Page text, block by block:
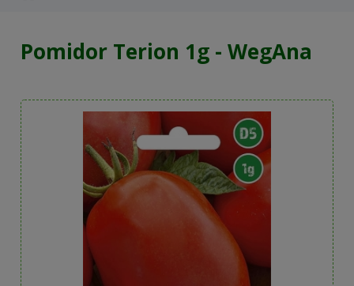
Pomidor Terion 1g - WegAna